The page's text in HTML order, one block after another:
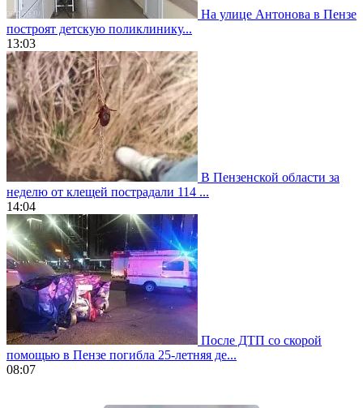
На улице Антонова в Пензе
построят детскую поликлинику...
13:03
В Пензенской области за
неделю от клещей пострадали 114 ...
14:04
После ДТП со скорой
помощью в Пензе погибла 25-летняя де...
08:07